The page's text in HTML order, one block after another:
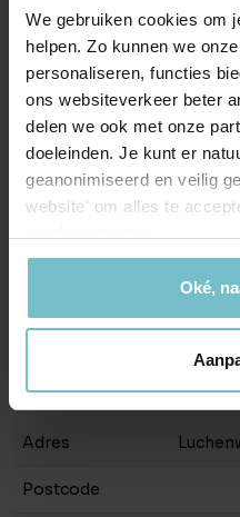
We gebruiken cookies om
helpen. Zo kunnen we
personaliseren, functies
ons websiteverkeer beter
delen we ook met onze
doeleinden. Je kunt er
geanonimiseerd en veilig
website' om alles te
Oké,
bebouwing naar het open
overgangen. Zo wordt het
aangenaam wonen is.
Heb je nog vragen? Neem
nieuwbouwmakelaars
Bouwjaar
Oppervlakten en inhoud
Wonen
Inhoud
Buitenruimte
Tuin
Adres
Postcode